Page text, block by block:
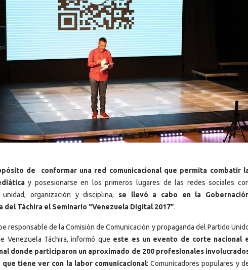
de conformar una red comunicacional que permita combatir
y posesionarse en los primeros lugares de las redes sociales
organización y disciplina, se llevó a cabo en la
del Táchira el Seminario “Venezuela Digital 2017”.
responsable de la Comisión de Comunicación y propaganda del Partido
Venezuela Táchira, informó que este es un evento de corte nacional
donde participaron un aproximado de 200 profesionales
tiene ver con la labor comunicacional: Comunicadores populares y